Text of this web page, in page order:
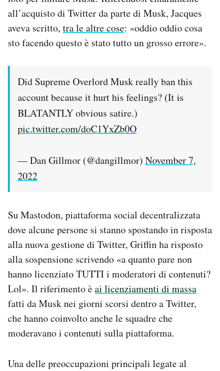
all’acquisto di Twitter da parte di Musk, Jacques
aveva scritto, tra le altre cose: «oddio oddio cosa
sto facendo questo è stato tutto un grosso errore».
Did Supreme Overlord Musk really ban this
account because it hurt his feelings? (It is
BLATANTLY obvious satire.)
pic.twitter.com/doC1YxZb0O
— Dan Gillmor (@dangillmor) November 7,
2022
Su Mastodon, piattaforma social decentralizzata
dove alcune persone si stanno spostando in risposta
alla nuova gestione di Twitter, Griffin ha risposto
alla sospensione scrivendo «a quanto pare non
hanno licenziato TUTTI i moderatori di contenuti?
Lol». Il riferimento èai licenziamenti di massa
fatti da Musk nei giorni scorsi dentro a Twitter,
che hanno coinvolto anche le squadre che
moderavano i contenuti sulla piattaforma.
Una delle preoccupazioni principali legate al